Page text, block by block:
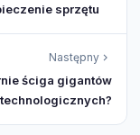
sprzętu
Następny
ściga gigantów
technologicznych?